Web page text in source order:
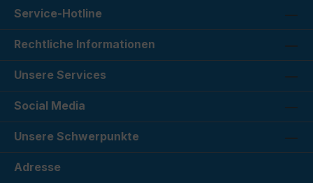
Service-Hotline
Rechtliche Informationen
Unsere Services
Social Media
Unsere Schwerpunkte
Adresse